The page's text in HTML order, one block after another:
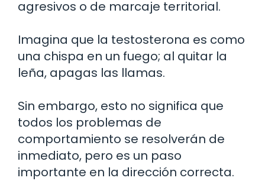
agresivos o de marcaje territorial.
Imagina que la testosterona es como
una chispa en un fuego; al quitar la
leña, apagas las llamas.
Sin embargo, esto no significa que
todos los problemas de
comportamiento se resolverán de
inmediato, pero es un paso
importante en la dirección correcta.